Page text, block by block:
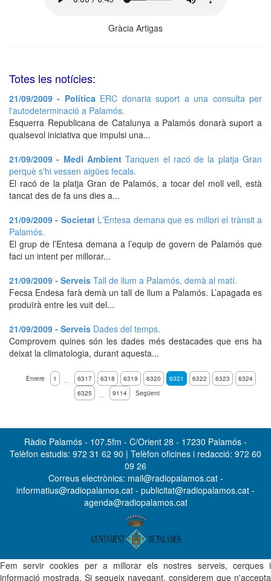
Gràcia Artigas
Totes les notícies:
21/09/2009 - Política ERC donaria suport a una consulta per
l'autodeterminació a Palamós.
Esquerra Republicana de Catalunya a Palamós donarà suport a
qualsevol iniciativa que impulsi una...
21/09/2009 - Medi AmbientTanquen el racó de la platja Gran
perquè s'hi vessen aigües fecals.
El racó de la platja Gran de Palamós, a tocar del moll vell, està
tancat des de fa uns dies a...
21/09/2009 - Societat L'Entesa demana que es millori el trànsit a
Palamós.
El grup de l’Entesa demana a l’equip de govern de Palamós que
faci un intent per millorar...
21/09/2009 - Serveis Tall de llum a Palamós, demà al matí.
Fecsa Endesa farà demà un tall de llum a Palamós. L’apagada es
produïrà entre les vuit del...
21/09/2009 - Serveis Dades del temps.
Comprovem quines són les dades més destacades que ens ha
deixat la climatologia, durant aquesta...
Enrere 1 … 6317 6318 6319 6320 6321 6322 6323
6324
6325
… 9114 Següent
Ràdio Palamós - 107.5fm - C/Orient 28 - 17230 Palamós -
Telèfon estudis: 972 31 62 90 | Telèfon oficines i redacció: 972 60
09 26
Correus electrònics: mail@radiopalamos.cat -
informatius@radiopalamos.cat - publicitat@radiopalamos.cat -
agenda@radiopalamos.cat
Fem servir cookies per a millorar els nostres serveis, cerques i
informació mostrada. Si segueix navegant, considerem que n'accepta